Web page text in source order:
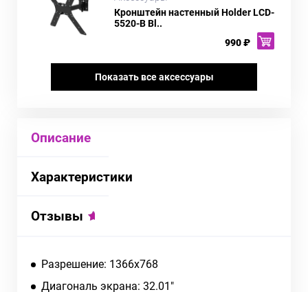
Кронштейн настенный Holder LCD-
5520-B Bl..
990 ₽
Показать все аксессуары
Описание
Характеристики
Отзывы
Разрешение: 1366x768
Диагональ экрана: 32.01"